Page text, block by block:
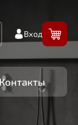
Вход
Контакты